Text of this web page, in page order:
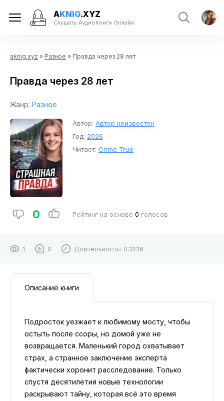
AKNIG.XYZ
Слушать АудиоКниги Онлайн
aknig.xyz » Разное » Правда через 28 лет
Правда через 28 лет
Жанр: Разное
Автор: Автор неизвестен
Год: 2026
Читает: Crime True
0 Рейтинг на основе 0 голосов
1 0 Длительность: 0:31:16
Описание книги
Подросток уезжает к любимому мосту, чтобы
остыть после ссоры, но домой уже не
возвращается. Маленький город охватывает
страх, а странное заключение эксперта
фактически хоронит расследование. Только
спустя десятилетия новые технологии
раскрывают тайну, которая всё это время